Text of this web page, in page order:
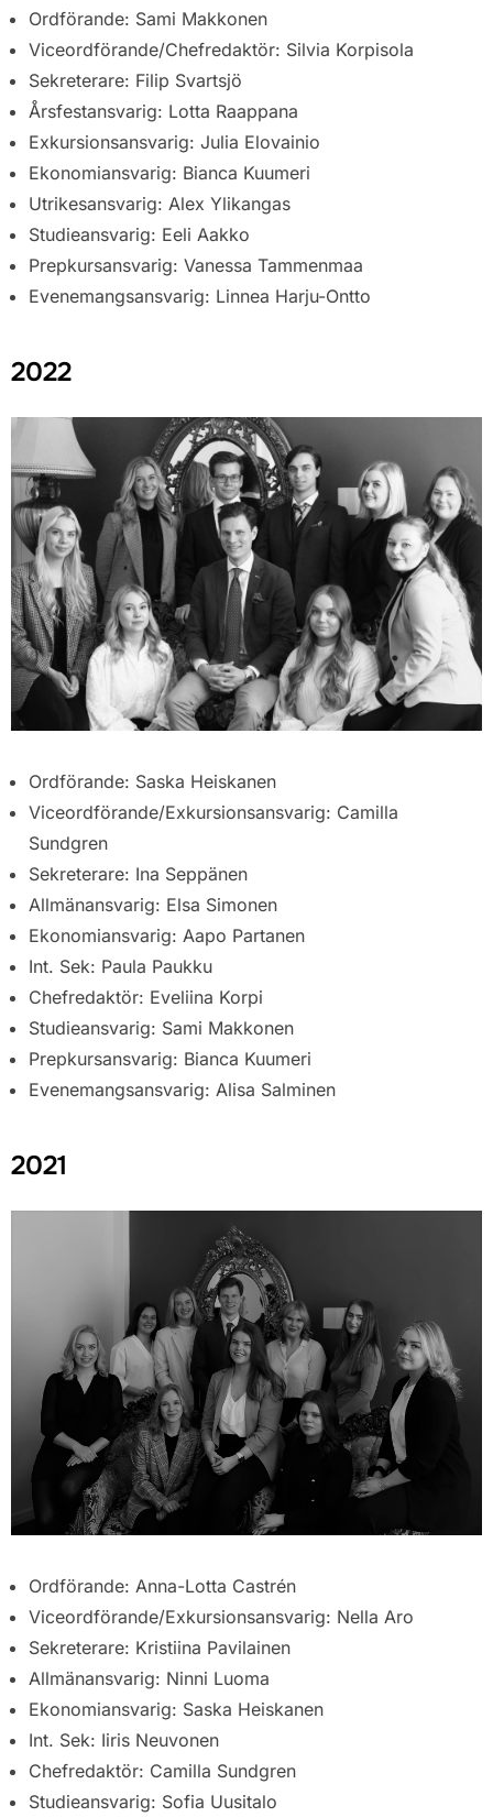
Ordförande: Sami Makkonen
Viceordförande/Chefredaktör: Silvia Korpisola
Sekreterare: Filip Svartsjö
Årsfestansvarig: Lotta Raappana
Exkursionsansvarig: Julia Elovainio
Ekonomiansvarig: Bianca Kuumeri
Utrikesansvarig: Alex Ylikangas
Studieansvarig: Eeli Aakko
Prepkursansvarig: Vanessa Tammenmaa
Evenemangsansvarig: Linnea Harju-Ontto
2022
Ordförande: Saska Heiskanen
Viceordförande/Exkursionsansvarig: Camilla
Sundgren
Sekreterare: Ina Seppänen
Allmänansvarig: Elsa Simonen
Ekonomiansvarig: Aapo Partanen
Int. Sek: Paula Paukku
Chefredaktör: Eveliina Korpi
Studieansvarig: Sami Makkonen
Prepkursansvarig: Bianca Kuumeri
Evenemangsansvarig: Alisa Salminen
2021
Ordförande: Anna-Lotta Castrén
Viceordförande/Exkursionsansvarig: Nella Aro
Sekreterare: Kristiina Pavilainen
Allmänansvarig: Ninni Luoma
Ekonomiansvarig: Saska Heiskanen
Int. Sek: Iiris Neuvonen
Chefredaktör: Camilla Sundgren
Studieansvarig: Sofia Uusitalo